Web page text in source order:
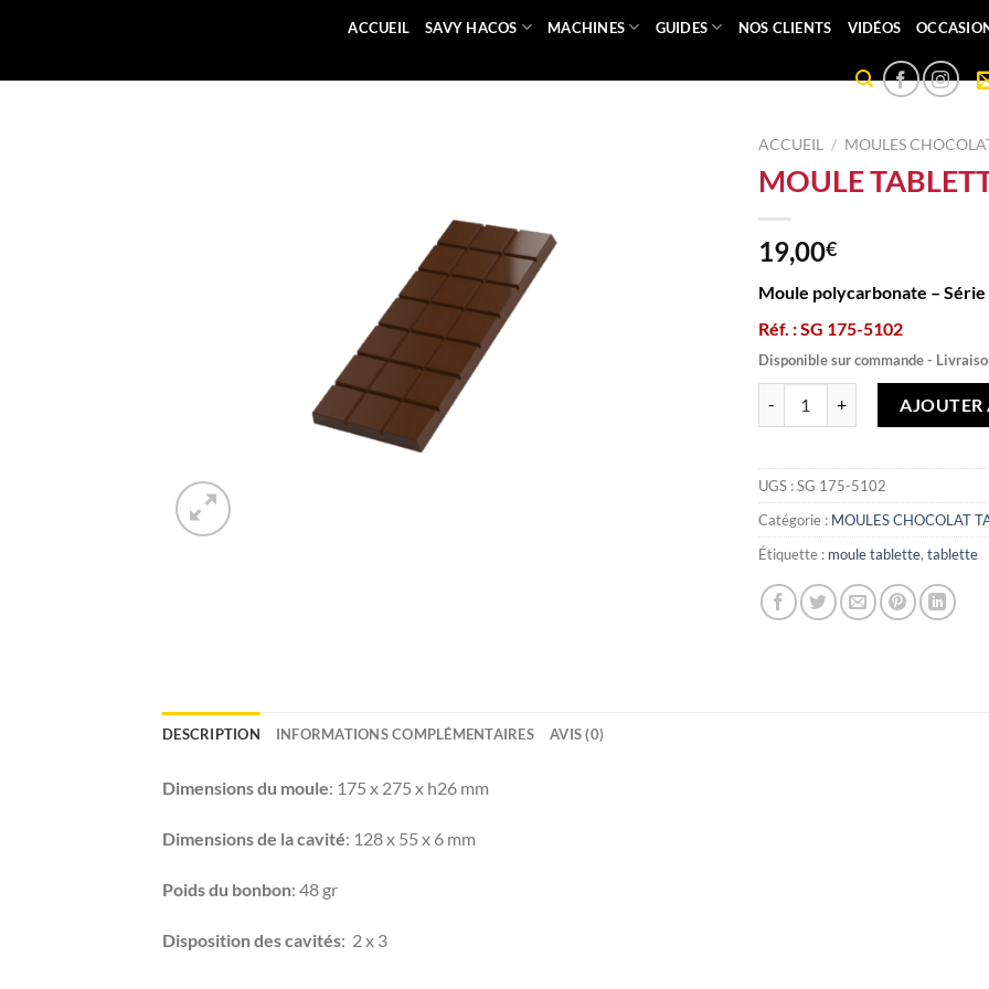
ACCUEIL SAVY HACOS MACHINES GUIDES NOS CLIENTS VIDÉOS
ACCUEIL / MOULES
MOULE
19,00€
Moule polycarbonate – Série
Réf. : SG 175-5102
Disponible sur commande -
AJOUTER
UGS :SG 175-5102
Catégorie : MOULES CHOCOLAT
Étiquette : moule tablette, tablette
DESCRIPTION INFORMATIONS COMPLÉMENTAIRES AVIS (0)
Dimensions du moule: 175 x 275 x h26 mm
Dimensions de la cavité: 128 x 55 x 6 mm
Poids du bonbon: 48 gr
Disposition des cavités: 2 x 3